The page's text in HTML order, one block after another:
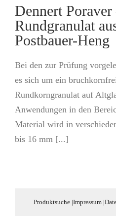
Dennert
Rundgranulat
Postbauer-Heng
Bei den zur Prüfung
es sich um ein
Rundkorngranulat auf
Anwendungen in den
Material wird in
bis 16 mm [...]
Produktsuche |Impressum |